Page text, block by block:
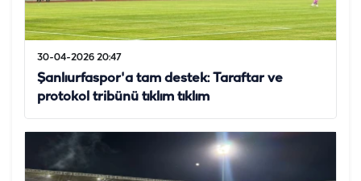
30-04-2026 20:47
Şanlıurfaspor'a tam destek: Taraftar ve
protokol tribünü tıklım tıklım